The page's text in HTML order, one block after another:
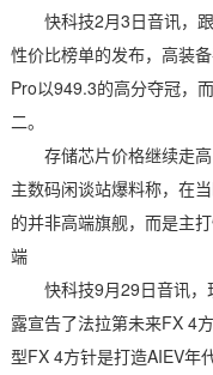
快科技2月3日音讯，跟
性价比榜单的发布，高装
Pro以949.3的高分夺冠，
二。
存储芯片价格继续走高
主数码闲谈站爆料称，在
的并非高端旗舰，而是主
端
快科技9月29日音讯，
露宣告了法拉第未来FX 4
型FX 4方针是打造AIEV年